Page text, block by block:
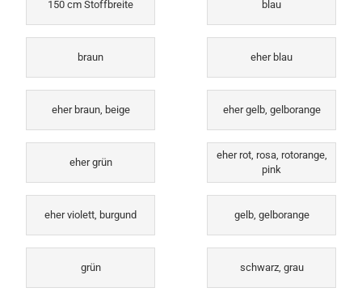
150 cm Stoffbreite blau
braun eher blau
eher braun, beige eher gelb, gelborange
eher grün
eher rot, rosa, rotorange,
pink
eher violett, burgund gelb, gelborange
grün schwarz, grau